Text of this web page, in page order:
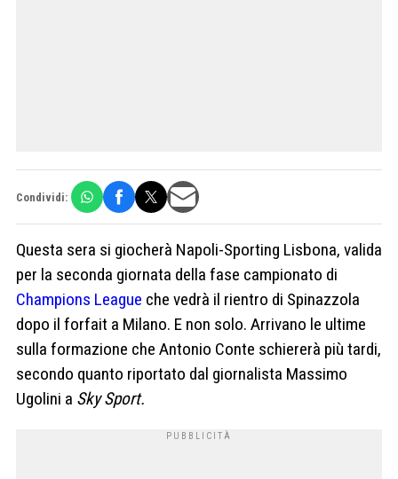
Condividi:
Questa sera si giocherà Napoli-Sporting Lisbona, valida
per la seconda giornata della fase campionato di
Champions League che vedrà il rientro di Spinazzola
dopo il forfait a Milano. E non solo. Arrivano le ultime
sulla formazione che Antonio Conte schiererà più tardi,
secondo quanto riportato dal giornalista Massimo
Ugolini a Sky Sport.